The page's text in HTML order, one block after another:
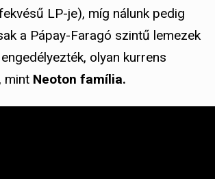
LP-je), míg nálunk pedig
a Pápay-Faragó szintű lemezek
olyan kurrens
mint Neoton família.